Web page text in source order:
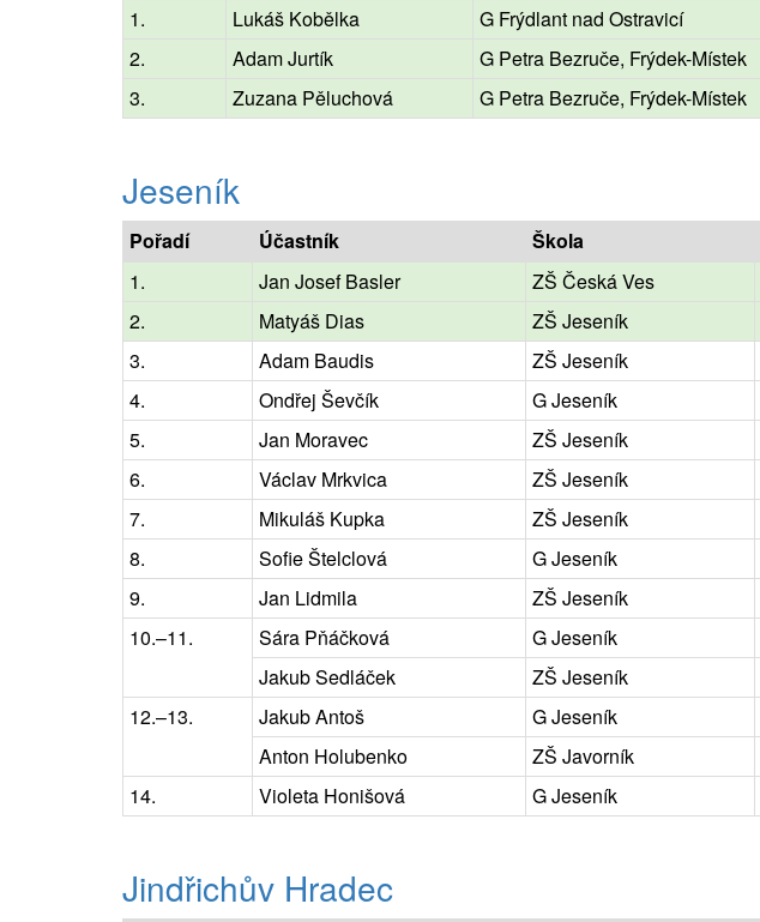
1.
Lukáš Kobělka G Frýdlant nad Ostravicí
2.
Adam Jurtík G Petra Bezruče, Frýdek-Místek
3.
Zuzana Pěluchová G Petra Bezruče, Frýdek-Místek
Jeseník
Pořadí Účastník Škola
1.
Jan Josef Basler ZŠ Česká Ves
2.
Matyáš Dias ZŠ Jeseník
3.
Adam Baudis ZŠ Jeseník
4.
Ondřej Ševčík G Jeseník
5.
Jan Moravec ZŠ Jeseník
6.
Václav Mrkvica ZŠ Jeseník
7.
Mikuláš Kupka ZŠ Jeseník
8.
Sofie Štelclová G Jeseník
9.
Jan Lidmila ZŠ Jeseník
10.–11.
Sára Pňáčková G Jeseník
Jakub Sedláček
ZŠ Jeseník
12.–13.
Jakub Antoš G Jeseník
Anton Holubenko
ZŠ Javorník
14.
Violeta Honišová G Jeseník
Jindřichův Hradec